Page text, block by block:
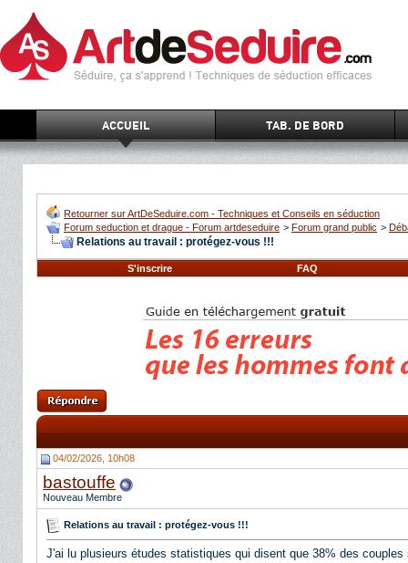
ACCUEIL TAB. DE BORD
Retourner sur ArtDeSeduire.com - Techniques et Conseils en séduction
Forum seduction et drague - Forum artdeseduire > Forum grand public >
Relations au travail : protégez-vous !!!
S'inscrire FAQ
04/02/2026, 10h08
bastouffe
Nouveau Membre
Relations au travail : protégez-vous !!!
J'ai lu plusieurs études statistiques qui disent que 38% des